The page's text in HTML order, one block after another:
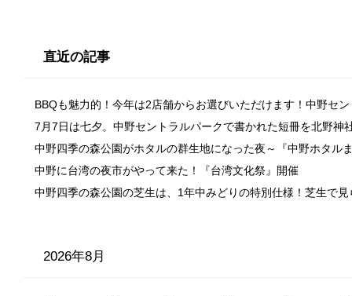
直近の記事
BBQも魅力的！今年は2店舗からお選びいただけます！中野セ
7月7日は七夕。中野セントラルパークで書かれた短冊を北野神
中野四季の森公園がホタルの群生地になった夜～『中野ホタル
中野に台湾の夜市がやって来た！『台湾文化祭』開催
中野四季の森公園の芝生は、1年中みどりの特別仕様！芝生で
2026年8月